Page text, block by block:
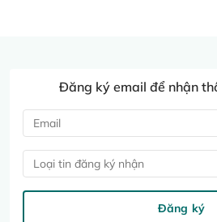
Đăng ký email để nhận
Loại tin đăng ký nhận
Đăng ký